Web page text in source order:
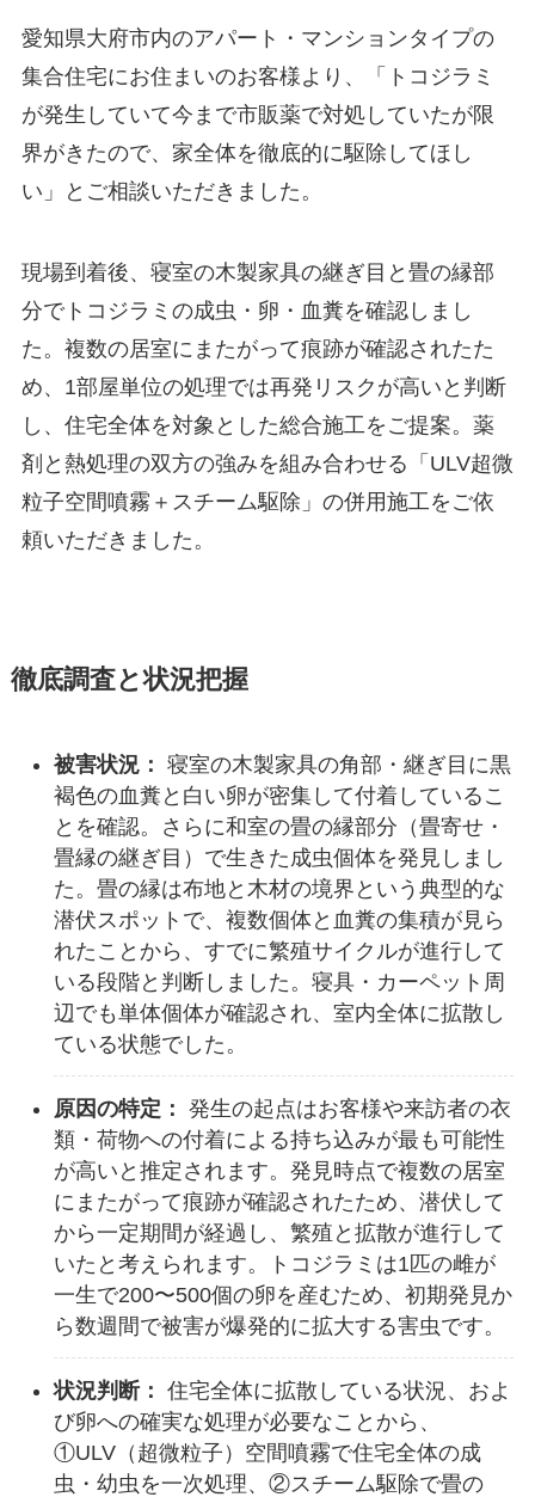
愛知県大府市内のアパート・マンションタイプの
集合住宅にお住まいのお客様より、「トコジラミ
が発生していて今まで市販薬で対処していたが限
界がきたので、家全体を徹底的に駆除してほし
い」とご相談いただきました。
現場到着後、寝室の木製家具の継ぎ目と畳の縁部
分でトコジラミの成虫・卵・血糞を確認しまし
た。複数の居室にまたがって痕跡が確認されたた
め、1部屋単位の処理では再発リスクが高いと判断
し、住宅全体を対象とした総合施工をご提案。薬
剤と熱処理の双方の強みを組み合わせる「ULV超微
粒子空間噴霧＋スチーム駆除」の併用施工をご依
頼いただきました。
徹底調査と状況把握
被害状況： 寝室の木製家具の角部・継ぎ目に黒
褐色の血糞と白い卵が密集して付着しているこ
とを確認。さらに和室の畳の縁部分（畳寄せ・
畳縁の継ぎ目）で生きた成虫個体を発見しまし
た。畳の縁は布地と木材の境界という典型的な
潜伏スポットで、複数個体と血糞の集積が見ら
れたことから、すでに繁殖サイクルが進行して
いる段階と判断しました。寝具・カーペット周
辺でも単体個体が確認され、室内全体に拡散し
ている状態でした。
原因の特定： 発生の起点はお客様や来訪者の衣
類・荷物への付着による持ち込みが最も可能性
が高いと推定されます。発見時点で複数の居室
にまたがって痕跡が確認されたため、潜伏して
から一定期間が経過し、繁殖と拡散が進行して
いたと考えられます。トコジラミは1匹の雌が
一生で200〜500個の卵を産むため、初期発見か
ら数週間で被害が爆発的に拡大する害虫です。
状況判断： 住宅全体に拡散している状況、およ
び卵への確実な処理が必要なことから、
①ULV（超微粒子）空間噴霧で住宅全体の成
虫・幼虫を一次処理、②スチーム駆除で畳の